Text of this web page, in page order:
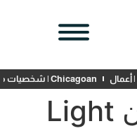
Chicagoan | شخصيات محلية
مهرجان Light